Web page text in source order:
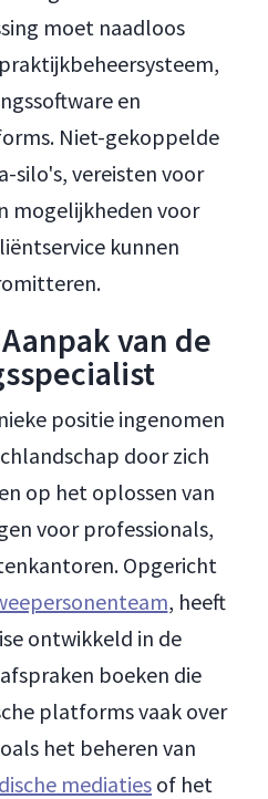
moet naadloos
en
Niet-gekoppelde
silo's, vereisten voor
mogelijkheden voor
kunnen
van de
positie ingenomen
door zich
op het oplossen van
voor professionals,
Opgericht
, heeft
ontwikkeld in de
boeken die
platforms vaak over
het beheren van
mediaties of het